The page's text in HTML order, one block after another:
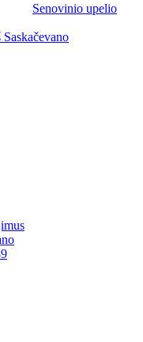
Senovinio upelio